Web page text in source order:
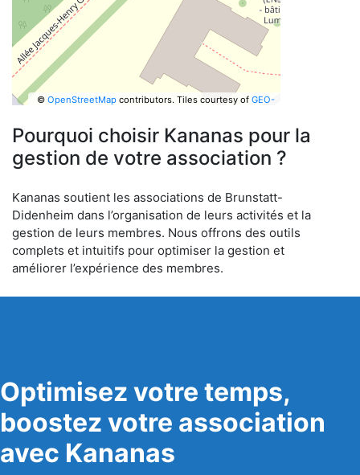
© OpenStreetMapcontributors. Tiles courtesy of GEO-
Pourquoi choisir Kananas pour la
gestion de votre association ?
Kananas soutient les associations de Brunstatt-
Didenheim dans l’organisation de leurs activités et la
gestion de leurs membres. Nous offrons des outils
complets et intuitifs pour optimiser la gestion et
améliorer l’expérience des membres.
Optimisez votre temps,
boostez votre association
avec Kananas